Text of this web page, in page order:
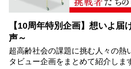
【10周年特別企画】想いよ届
声～
超高齢社会の課題に挑む人々の熱
タビュー企画をまとめて紹介しま